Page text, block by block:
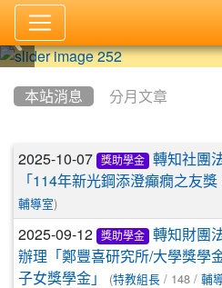
本站消息 分月文章
文章列表
2025-10-07 獎助學金
轉知社團
「114年新光鋼添澄癲癇之友獎
輔導室)
2025-09-12 獎助學金
轉知財團
辦理「鄭豐喜研究所/大學獎學
子女獎學金」
(特教組長 / 148 / 輔